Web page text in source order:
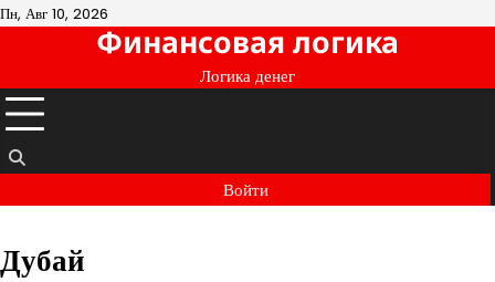
Перейти
Пн, Авг 10, 2026
Финансовая логика
Логика денег
Войти
Дубай